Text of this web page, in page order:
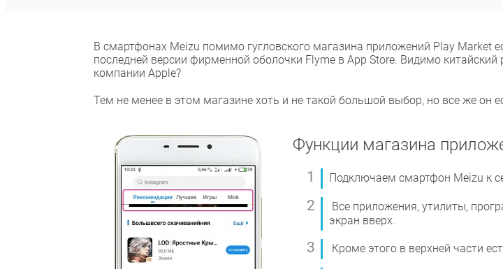
В смартфонах Meizu помимо гугловского магазина приложений Play Market
последней версии фирменной оболочки Flyme в App Store. Видимо
компании Apple?
Тем не менее в этом магазине хоть и не такой большой выбор, но все же он
Функции магазина
Подключаем смартфон Meizu к
Все приложения, утилиты,
экран вверх.
Кроме этого в верхней части